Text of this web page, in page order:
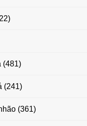
(481)
(241)
(361)